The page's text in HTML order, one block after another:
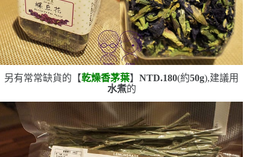
另有常常缺貨的【乾燥香茅葉】NTD.180(約50g),建議用
水煮的